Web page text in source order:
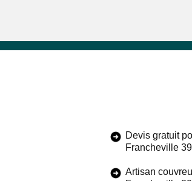
Devis gratuit
Francheville
Artisan